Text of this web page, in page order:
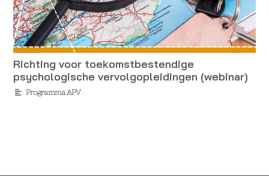
Richting voor toekomstbestendige
psychologische vervolgopleidingen (webinar)
Programma APV